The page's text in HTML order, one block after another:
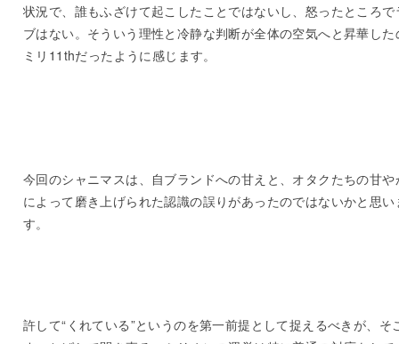
状況で、誰もふざけて起こしたことではないし、怒ったところで
ブはない。そういう理性と冷静な判断が全体の空気へと昇華した
ミリ11thだったように感じます。
今回のシャニマスは、自ブランドへの甘えと、オタクたちの甘や
によって磨き上げられた認識の誤りがあったのではないかと思い
す。
許して“くれている”というのを第一前提として捉えるべきが、そ